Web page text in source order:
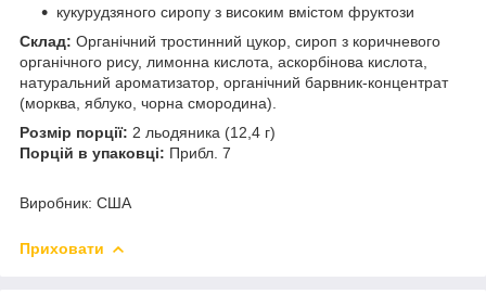
кукурудзяного сиропу з високим вмістом фруктози
Склад: Органічний тростинний цукор, сироп з коричневого
органічного рису, лимонна кислота, аскорбінова кислота,
натуральний ароматизатор, органічний барвник-концентрат
(морква, яблуко, чорна смородина).
Розмір порції: 2 льодяника (12,4 г)
Порцій в упаковці: Прибл. 7
Виробник: США
Приховати